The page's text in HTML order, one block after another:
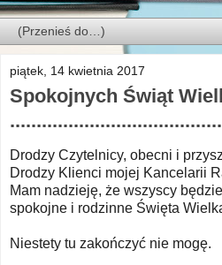
piątek, 14 kwietnia 2017
Spokojnych Świąt
Drodzy Czytelnicy, obecni i
Drodzy Klienci mojej Kancelarii
Mam nadzieję, że wszyscy
spokojne i rodzinne Święta
Niestety tu zakończyć nie mogę.